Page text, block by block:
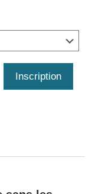
Inscription